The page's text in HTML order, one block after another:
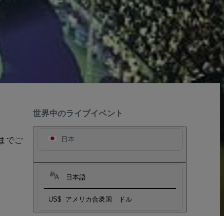
世界中のライブイベント
日本
日本語
US$ アメリカ合衆国 ドル
でご